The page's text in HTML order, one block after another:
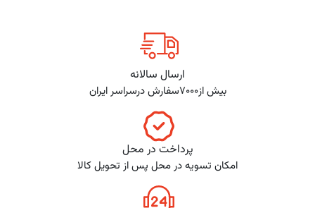
ارسال سالانه
بیش از7000سفارش درسراسر ایران
پرداخت در محل
امکان تسویه در محل پس از تحویل کالا